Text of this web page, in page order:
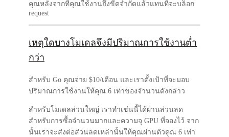
คุณหลังจากที่คุณใช้งานถึงขีดจำกัดแล้วแทนที่จะบล็อก
request
เหตุใดบางโมเดลจึงมีปริมาณการใช้งานต่ำ
กว่า
สำหรับ Go คุณจ่าย $10/เดือน และเราตั้งเป้าที่จะมอบ
ปริมาณการใช้งานให้คุณ 6 เท่าของจำนวนดังกล่าว
สำหรับโมเดลส่วนใหญ่ เราทำเช่นนี้ได้ผ่านส่วนลด
สำหรับการซื้อจำนวนมากและความจุ GPU ที่จองไว้ จาก
นั้นเราจะส่งต่อส่วนลดเหล่านั้นให้คุณผ่านตัวคูณ 6 เท่า